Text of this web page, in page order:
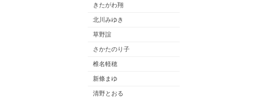
きたがわ翔
北川みゆき
草野誼
さかたのり子
椎名軽穂
新條まゆ
清野とおる